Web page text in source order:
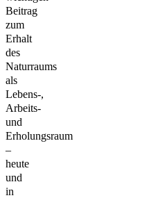
Beitrag
zum
Erhalt
des
Naturraums
als
Lebens-,
Arbeits-
und
Erholungsraum
–
heute
und
in